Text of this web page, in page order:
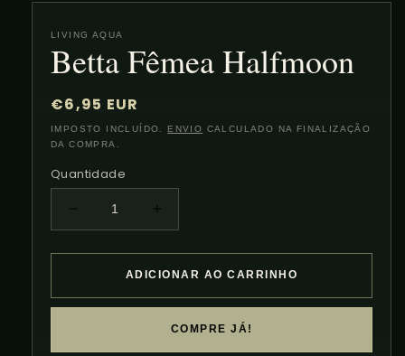
LIVING AQUA
Betta Fêmea Halfmoon
Preço
normal
€6,95 EUR
IMPOSTO INCLUÍDO. ENVIO CALCULADO NA FINALIZAÇÃO
DA COMPRA.
Quantidade
Diminuir
a
quantidade
Fêmea
a
quantidade
de
Fêmea
Halfmoon
ADICIONAR AO CARRINHO
COMPRE JÁ!